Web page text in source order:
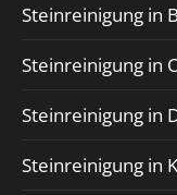
Steinreinigung in
Steinreinigung in
Steinreinigung in
Steinreinigung in